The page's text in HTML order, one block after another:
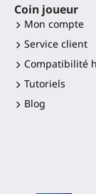
Coin joueur
Mon compte
Service client
Compatibilité
Tutoriels
Blog